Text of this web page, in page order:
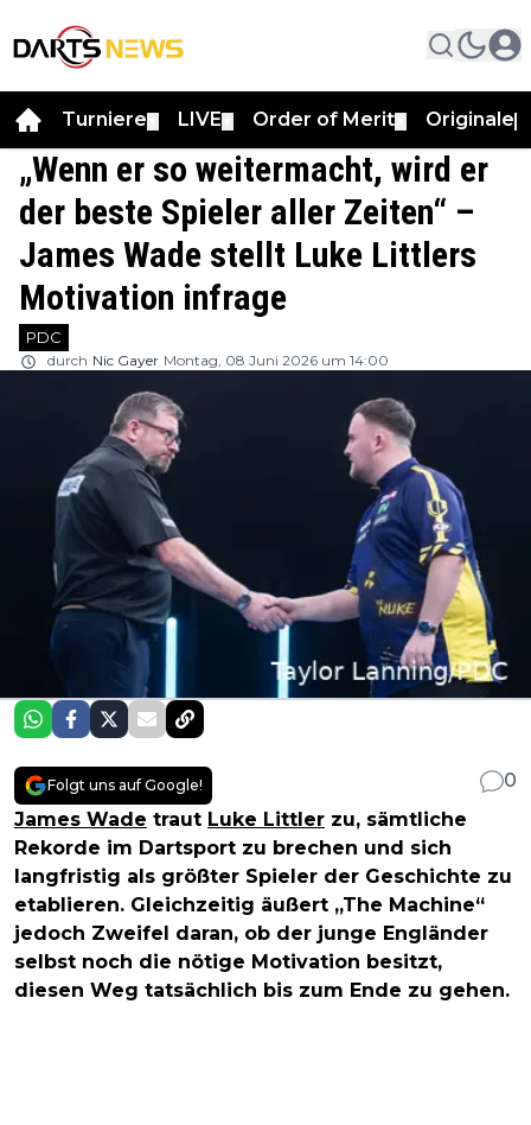
Turniere LIVE Order of Merit Originale
„Wenn er so weitermacht, wird er
der beste Spieler aller Zeiten“ –
James Wade stellt Luke Littlers
Motivation infrage
PDC
durch Nic Gayer Montag, 08 Juni 2026 um 14:00
Folgt uns auf Google!
0
James Wade traut Luke Littler zu, sämtliche
Rekorde im Dartsport zu brechen und sich
langfristig als größter Spieler der Geschichte zu
etablieren. Gleichzeitig äußert „The Machine“
jedoch Zweifel daran, ob der junge Engländer
selbst noch die nötige Motivation besitzt,
diesen Weg tatsächlich bis zum Ende zu gehen.